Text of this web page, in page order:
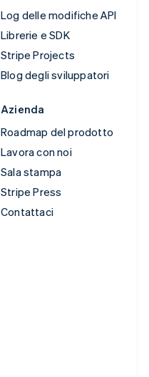
Log delle modifiche API
Librerie e SDK
Stripe Projects
Blog degli sviluppatori
Azienda
Roadmap del prodotto
Lavora con noi
Sala stampa
Stripe Press
Contattaci